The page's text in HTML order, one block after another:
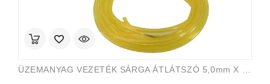
ÜZEMANYAG VEZETÉK SÁRGA ÁTLÁTSZÓ 5,0mm X 8,0mm 15m EVEREST PRO